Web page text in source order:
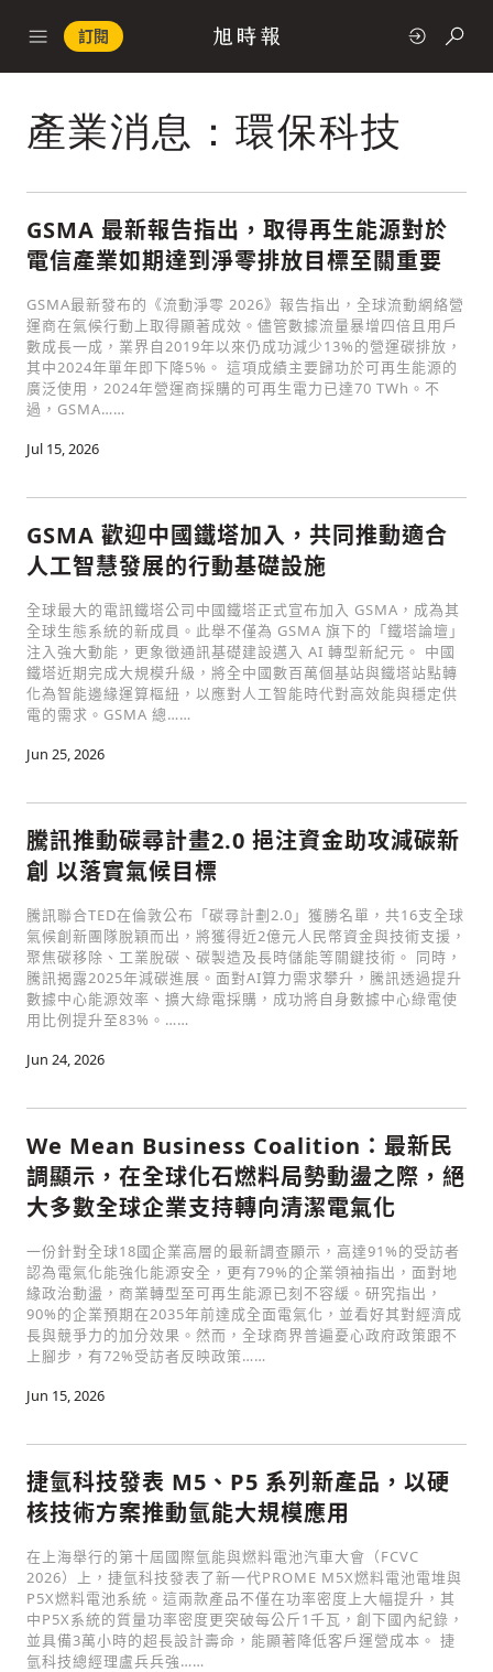
訂閱
快速連結
政治
社會
產業消息：環保科技
GSMA 最新報告指出，取得再生能源對於
電信產業如期達到淨零排放目標至關重要
GSMA最新發布的《流動淨零 2026》報告指出，全球流動網絡營
運商在氣候行動上取得顯著成效。儘管數據流量暴增四倍且用戶
數成長一成，業界自2019年以來仍成功減少13%的營運碳排放，
其中2024年單年即下降5%。 這項成績主要歸功於可再生能源的
廣泛使用，2024年營運商採購的可再生電力已達70 TWh。不
過，GSMA……
Jul 15, 2026
GSMA 歡迎中國鐵塔加入，共同推動適合
人工智慧發展的行動基礎設施
全球最大的電訊鐵塔公司中國鐵塔正式宣布加入 GSMA，成為其
全球生態系統的新成員。此舉不僅為 GSMA 旗下的「鐵塔論壇」
注入強大動能，更象徵通訊基礎建設邁入 AI 轉型新紀元。 中國
鐵塔近期完成大規模升級，將全中國數百萬個基站與鐵塔站點轉
化為智能邊緣運算樞紐，以應對人工智能時代對高效能與穩定供
電的需求。GSMA 總……
Jun 25, 2026
騰訊推動碳尋計畫2.0 挹注資金助攻減碳新
創 以落實氣候目標
騰訊聯合TED在倫敦公布「碳尋計劃2.0」獲勝名單，共16支全球
氣候創新團隊脫穎而出，將獲得近2億元人民幣資金與技術支援，
聚焦碳移除、工業脫碳、碳製造及長時儲能等關鍵技術。 同時，
騰訊揭露2025年減碳進展。面對AI算力需求攀升，騰訊透過提升
數據中心能源效率、擴大綠電採購，成功將自身數據中心綠電使
用比例提升至83%。……
Jun 24, 2026
We Mean Business Coalition：最新民
調顯示，在全球化石燃料局勢動盪之際，絕
大多數全球企業支持轉向清潔電氣化
一份針對全球18國企業高層的最新調查顯示，高達91%的受訪者
認為電氣化能強化能源安全，更有79%的企業領袖指出，面對地
緣政治動盪，商業轉型至可再生能源已刻不容緩。研究指出，
90%的企業預期在2035年前達成全面電氣化，並看好其對經濟成
長與競爭力的加分效果。然而，全球商界普遍憂心政府政策跟不
上腳步，有72%受訪者反映政策……
Jun 15, 2026
捷氫科技發表 M5、P5 系列新產品，以硬
核技術方案推動氫能大規模應用
在上海舉行的第十屆國際氫能與燃料電池汽車大會（FCVC
2026）上，捷氫科技發表了新一代PROME M5X燃料電池電堆與
P5X燃料電池系統。這兩款產品不僅在功率密度上大幅提升，其
中P5X系統的質量功率密度更突破每公斤1千瓦，創下國內紀錄，
並具備3萬小時的超長設計壽命，能顯著降低客戶運營成本。 捷
氫科技總經理盧兵兵強……